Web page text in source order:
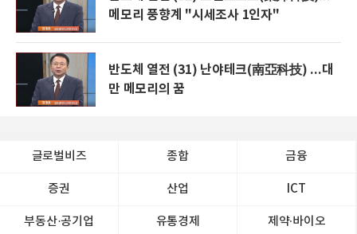
메모리 풍향계 "시세조사 1인자"
반도체 열전 (31) 난야테크(南亞科技) ...대
만 메모리의 꿈
글로벌비즈 종합 금융
증권 산업 ICT
부동산·공기업 유통경제 제약∙바이오